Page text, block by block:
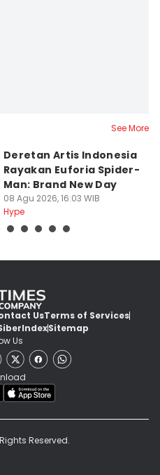
See More
Deretan Artis Indonesia
Rayakan Euforia Spider-
Man: Brand New Day
08 Agu 2026, 16:03 WIB
Hype
UsTerms of Services
IndexSitemap
Us
Reserved.